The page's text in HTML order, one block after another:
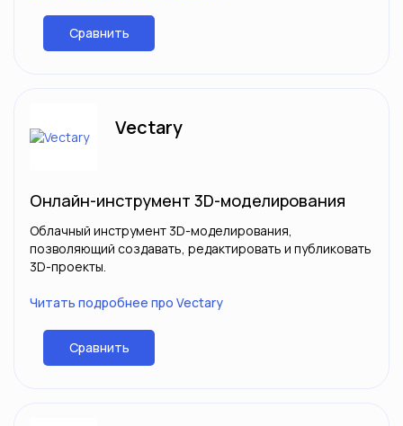
Сравнить
Vectary
Онлайн-инструмент 3D-моделирования
Облачный инструмент 3D-моделирования,
позволяющий создавать, редактировать и публиковать
3D-проекты.
Читать подробнее про Vectary
Сравнить